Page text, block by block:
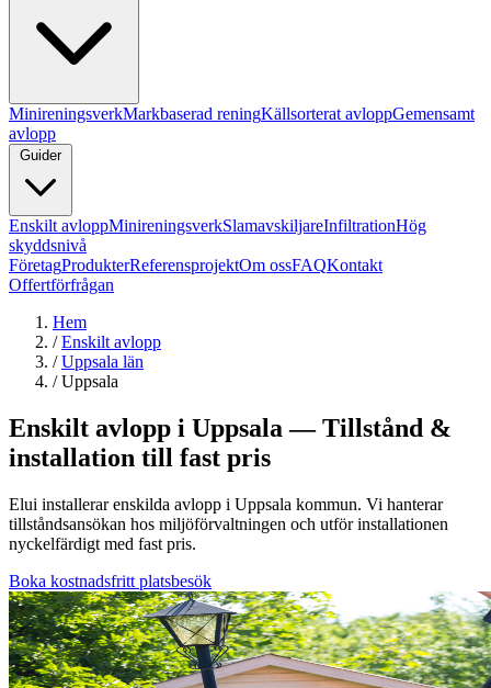
MinireningsverkMarkbaserad reningKällsorterat avloppGemensamt
avlopp
Guider
Enskilt avloppMinireningsverkSlamavskiljareInfiltrationHög
skyddsnivå
FöretagProdukterReferensprojektOm ossFAQKontakt
Offertförfrågan
Hem
/ Enskilt avlopp
/ Uppsala län
/ Uppsala
Enskilt avlopp i Uppsala — Tillstånd &
installation till fast pris
Elui installerar enskilda avlopp i Uppsala kommun. Vi hanterar
tillståndsansökan hos miljöförvaltningen och utför installationen
nyckelfärdigt med fast pris.
Boka kostnadsfritt platsbesök